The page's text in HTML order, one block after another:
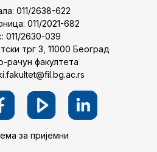
011/2638-622
011/2021-682
011/2630-039
трг 3, 11000 Београд
рачун факултета
за пријемни